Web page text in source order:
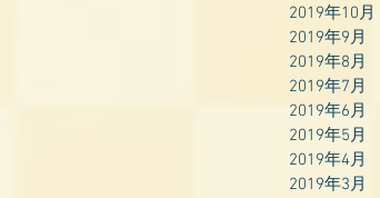
2019年10月
2019年9月
2019年8月
2019年7月
2019年6月
2019年5月
2019年4月
2019年3月